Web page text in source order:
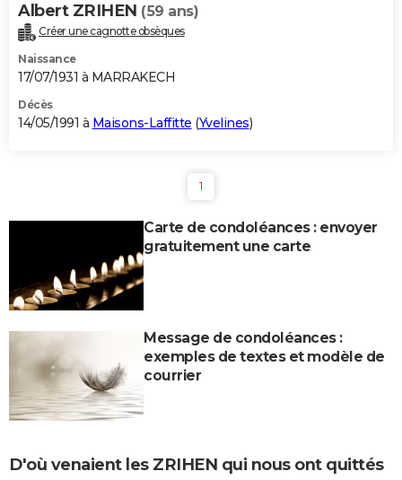
Albert ZRIHEN (59 ans)
Créer une cagnotte obsèques
Naissance
17/07/1931 à MARRAKECH
Décès
14/05/1991 à Maisons-Laffitte (Yvelines)
1
Carte de condoléances : envoyer
gratuitement une carte
Message de condoléances :
exemples de textes et modèle de
courrier
D'où venaient les ZRIHEN qui nous ont quittés